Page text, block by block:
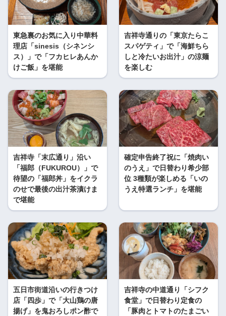
東急裏のお気に入り中華料
理店「sinesis（シネンシ
ス）」で「フカヒレあんか
けご飯」を堪能
吉祥寺通りの「東京たらこ
スパゲティ」で「海鮮ちら
しと冷たいお出汁」の涼麺
を楽しむ
吉祥寺「末広通り」沿い
「福郎（FUKUROU）」で
待望の「福郎丼」をイクラ
のせで最後の出汁茶漬けま
で堪能
確定申告終了祝に「焼肉い
のうえ」で日替わり希少部
位 3種類が楽しめる「いの
うえ特選ランチ」を堪能
五日市街道沿いの行きつけ
店「四歩」で「大山鶏の唐
揚げ」を鬼おろしポン酢で
吉祥寺の中道通り「シフク
食堂」で日替わり定食の
「豚肉とトマトのたまごい